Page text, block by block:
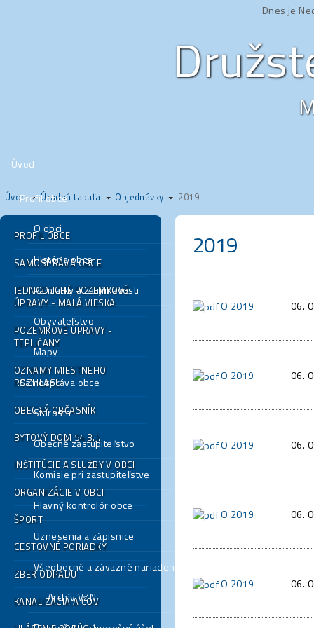
Dnes je
Úvod
Profil obce
O obci
História obce
Pamiatky a zaujímavosti
Obyvateľstvo
Mapy
Samospráva obce
Starosta
Obecné zastupiteľstvo
Komisie pri zastupiteľstve
Hlavný kontrolór obce
Uznesenia a zápisnice
Všeobecné a záväzné nariadenia
Archív VZN
Úvod Úradná tabuľa Objednávky 2019
2019
O 2019 06.
O 2019 06.
O 2019 06.
O 2019 06.
O 2019 06.
PROFIL OBCE
SAMOSPRÁVA OBCE
JEDNODUCHÉ POZEMKOVÉ
ÚPRAVY - MALÁ VIESKA
POZEMKOVÉ ÚPRAVY -
TEPLIČANY
OZNAMY MIESTNEHO
ROZHLASU
OBECNÝ OBČASNÍK
BYTOVÝ DOM 54 B.J.
INŠTITÚCIE A SLUŽBY V OBCI
ORGANIZÁCIE V OBCI
ŠPORT
CESTOVNÉ PORIADKY
ZBER ODPADU
KANALIZÁCIA A ČOV